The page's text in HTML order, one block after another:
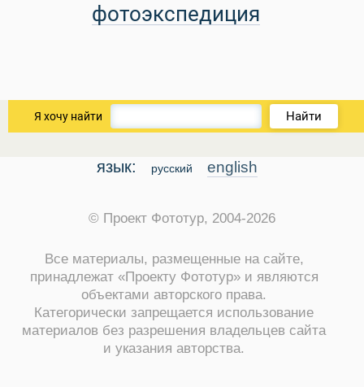
фотоэкспедиция
Я хочу найти Найти
язык: русский english
© Проект Фототур, 2004-2026
Все материалы, размещенные на сайте,
принадлежат «Проекту Фототур» и являются
объектами авторского права.
Категорически запрещается использование
материалов без разрешения владельцев сайта
и указания авторства.